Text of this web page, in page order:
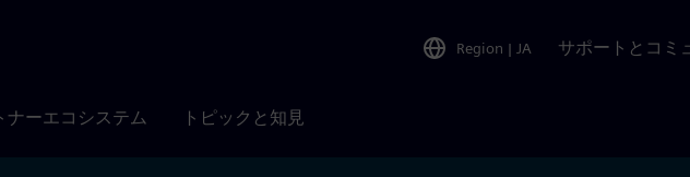
Region | JA サポートとコミ
ナーエコシステム トピックと知見